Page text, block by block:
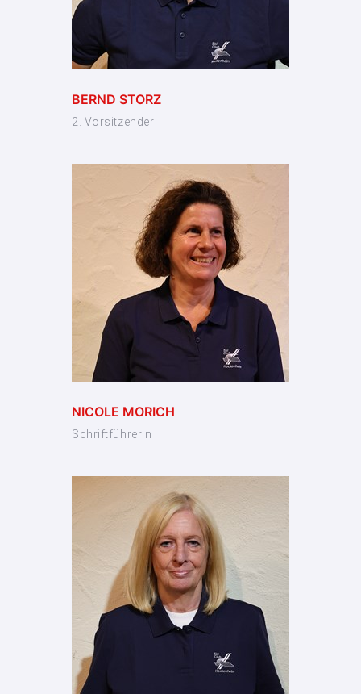
BERND STORZ
2. Vorsitzender
NICOLE MORICH
Schriftführerin